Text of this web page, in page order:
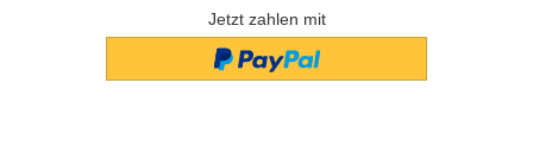
Jetzt zahlen mit